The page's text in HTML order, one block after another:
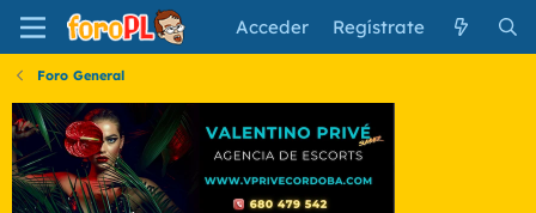
Acceder Regístrate
Foro General